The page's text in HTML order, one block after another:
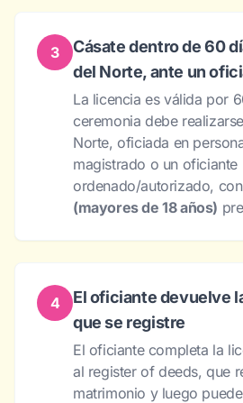
3
Cásate dentro de 60
del Norte, ante un
La licencia es válida por
ceremonia debe
Norte, oficiada en
magistrado o un oficiante
ordenado/autorizado,
(mayores de 18 años)
4
El oficiante devuelve
que se registre
El oficiante completa la
al register of deeds, que
matrimonio y luego